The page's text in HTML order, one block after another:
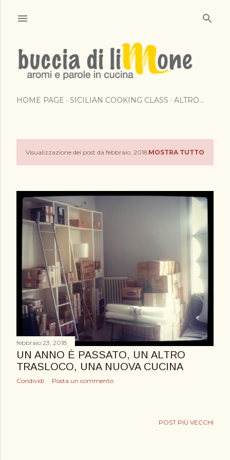
HOME PAGE SICILIAN COOKING CLASS ALTRO…
PVisualizzazione dei post da febbraio, 2018 MOSTRA TUTTO
febbraio 23, 2018
UN ANNO È PASSATO, UN ALTRO
TRASLOCO, UNA NUOVA CUCINA
Condividi Posta un commento
POST PIÙ VECCHI